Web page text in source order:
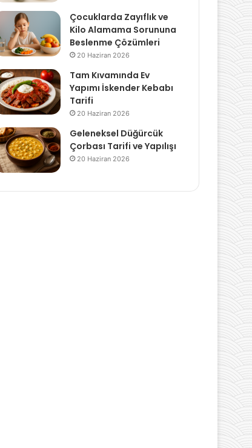
Çocuklarda Zayıflık ve
Kilo Alamama Sorununa
Beslenme Çözümleri
20 Haziran 2026
Tam Kıvamında Ev
Yapımı İskender Kebabı
Tarifi
20 Haziran 2026
Geleneksel Düğürcük
Çorbası Tarifi ve Yapılışı
20 Haziran 2026